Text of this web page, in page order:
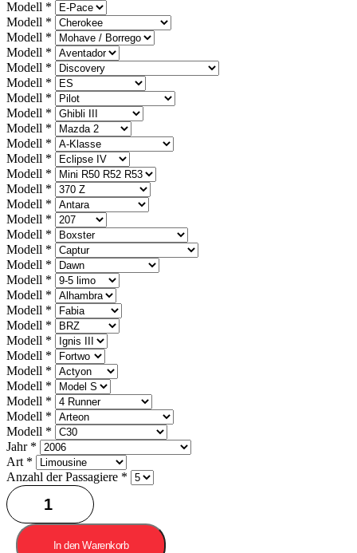
Modell *
Modell *
Modell *
Modell *
Modell *
Modell *
Modell *
Modell *
Modell *
Modell *
Modell *
Modell *
Modell *
Modell *
Modell *
Modell *
Modell *
Modell *
Modell *
Modell *
Modell *
Modell *
Modell *
Modell *
Modell *
Modell *
Modell *
Modell *
Modell *
Jahr*
Art *
Anzahl der Passagiere *
Kofferraumatten
in
Weinrot
Menge
In den Warenkorb